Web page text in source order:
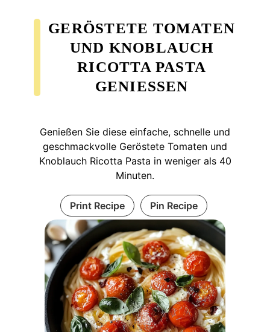
GERÖSTETE TOMATEN
UND KNOBLAUCH
RICOTTA PASTA
GENIESSEN
Genießen Sie diese einfache, schnelle und
geschmackvolle Geröstete Tomaten und
Knoblauch Ricotta Pasta in weniger als 40
Minuten.
Print Recipe Pin Recipe